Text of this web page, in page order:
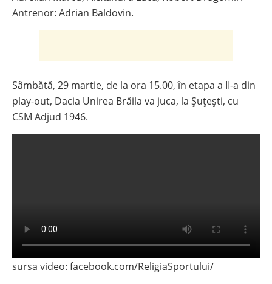
Antrenor: Adrian Baldovin.
Sâmbătă, 29 martie, de la ora 15.00, în etapa a II-a din
play-out, Dacia Unirea Brăila va juca, la Șuțești, cu
CSM Adjud 1946.
sursa video: facebook.com/ReligiaSportului/